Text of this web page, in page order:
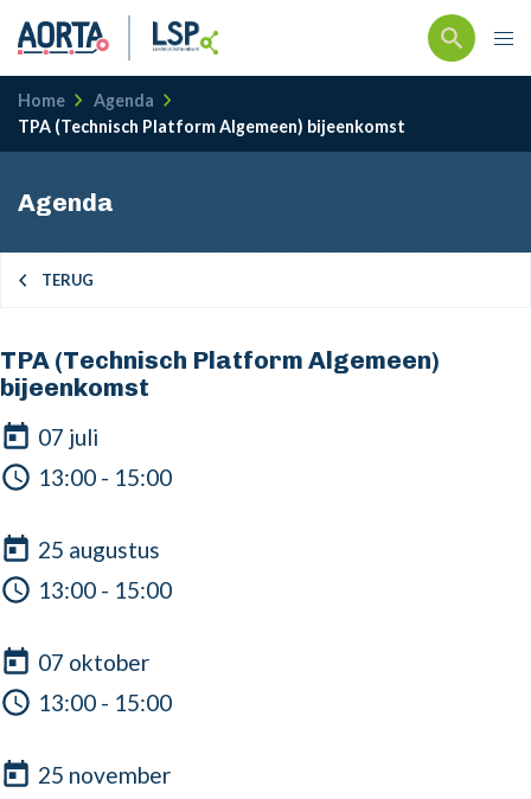
Kruimelpad
Home
Agenda
TPA (Technisch Platform Algemeen) bijeenkomst
Agenda
TERUG
TPA (Technisch Platform Algemeen)
bijeenkomst
07 juli
13:00 - 15:00
25 augustus
13:00 - 15:00
07 oktober
13:00 - 15:00
25 november